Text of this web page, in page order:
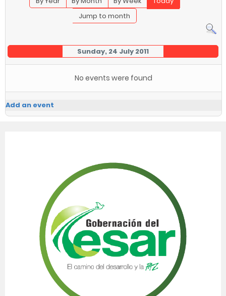
Jump to month
Sunday, 24 July 2011
No events were found
Add an event